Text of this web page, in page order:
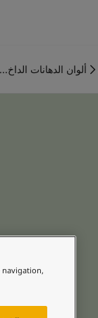
ألوان الدهانات الداخ...
navigation,